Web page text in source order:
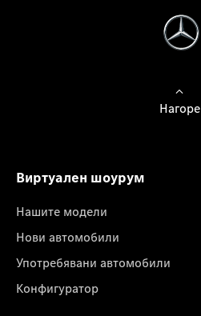
Нагоре
Виртуален шоурум
Нашите модели
Нови автомобили
Употребявани автомобили
Конфигуратор